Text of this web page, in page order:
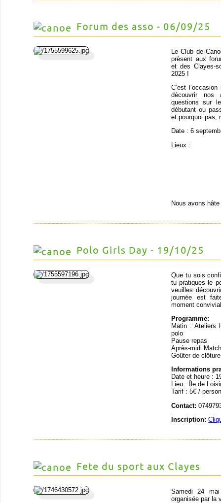
Forum des asso - 06/09/25
Le Club de
présent aux
et des Clayes-
2025 !
C’est
découvrir nos
questions sur
débutant ou
et pourquoi pas,
Date : 6
Lieux :
Nous avons
Polo Girls Day - 19/10/25
Que tu sois
tu pratiques le
veuilles
journée est
moment
Programme:
Matin : Ateliers
polo
Pause repas
Après-midi
Goûter de clôture
Informations
Date et heure :
Lieu : Île de
Tarif : 5€ /
Contact:
Inscription:
Fete du sport aux Clayes
Samedi 24
organisée par la